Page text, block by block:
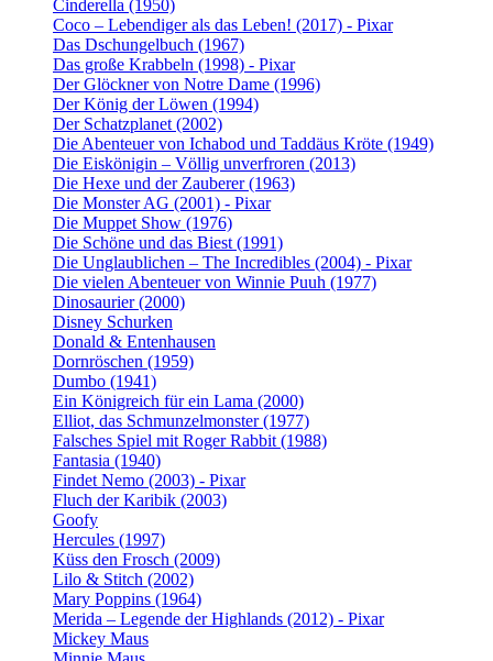
Cinderella (1950)
Coco – Lebendiger als das Leben! (2017) - Pixar
Das Dschungelbuch (1967)
Das große Krabbeln (1998) - Pixar
Der Glöckner von Notre Dame (1996)
Der König der Löwen (1994)
Der Schatzplanet (2002)
Die Abenteuer von Ichabod und Taddäus Kröte (1949)
Die Eiskönigin – Völlig unverfroren (2013)
Die Hexe und der Zauberer (1963)
Die Monster AG (2001) - Pixar
Die Muppet Show (1976)
Die Schöne und das Biest (1991)
Die Unglaublichen – The Incredibles (2004) - Pixar
Die vielen Abenteuer von Winnie Puuh (1977)
Dinosaurier (2000)
Disney Schurken
Donald & Entenhausen
Dornröschen (1959)
Dumbo (1941)
Ein Königreich für ein Lama (2000)
Elliot, das Schmunzelmonster (1977)
Falsches Spiel mit Roger Rabbit (1988)
Fantasia (1940)
Findet Nemo (2003) - Pixar
Fluch der Karibik (2003)
Goofy
Hercules (1997)
Küss den Frosch (2009)
Lilo & Stitch (2002)
Mary Poppins (1964)
Merida – Legende der Highlands (2012) - Pixar
Mickey Maus